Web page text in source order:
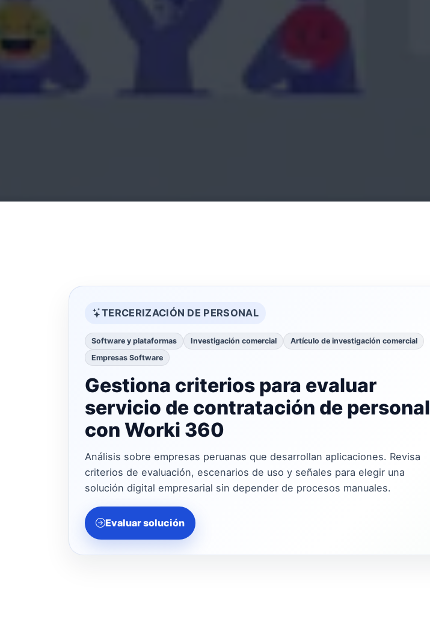
TERCERIZACIÓN DE PERSONAL
Software y plataformas Investigación comercial
Artículo de investigación comercial
Empresas Software
Gestiona criterios para evaluar
servicio de contratación de personal
con Worki 360
Análisis sobre empresas peruanas que desarrollan aplicaciones. Revisa
criterios de evaluación, escenarios de uso y señales para elegir una
solución digital empresarial sin depender de procesos manuales.
Evaluar solución